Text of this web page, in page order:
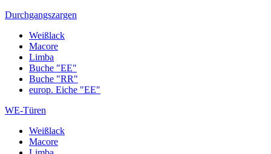
Durchgangszargen
Weißlack
Macore
Limba
Buche "EE"
Buche "RR"
europ. Eiche "EE"
WE-Türen
Weißlack
Macore